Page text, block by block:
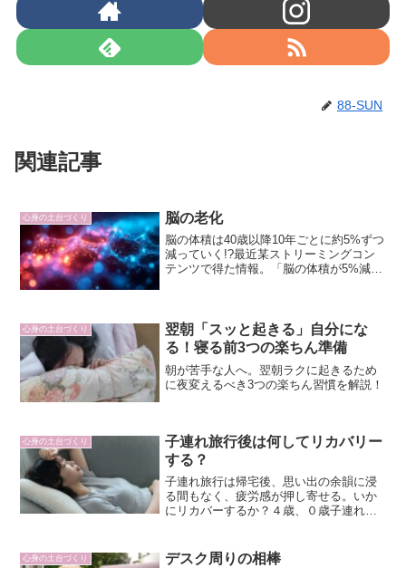
88-SUN
関連記事
心身の土台づくり 脳の老化
脳の体積は40歳以降10年ごとに約5%ずつ
減っていく!?最近某ストリーミングコン
テンツで得た情報。「脳の体積が5%減
味があまりないせ...
心身の土台づくり
翌朝「スッと起きる」自分にな
る！寝る前3つの楽ちん準備
朝が苦手な人へ。翌朝ラクに起きるため
に夜変えるべき3つの楽ちん習慣を解説！
心身の土台づくり
子連れ旅行後は何してリカバリー
する？
子連れ旅行は帰宅後、思い出の余韻に浸
る間もなく、疲労感が押し寄せる。いか
にリカバーするか？４歳、０歳子連れ旅
心身の土台づくり デスク周りの相棒